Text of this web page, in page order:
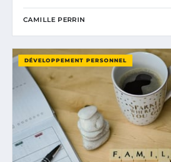
CAMILLE PERRIN
DÉVELOPPEMENT PERSONNEL